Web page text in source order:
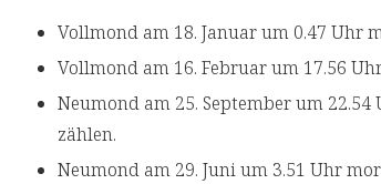
Vollmond am 18. Januar um 0.47 Uhr
Vollmond am 16. Februar um 17.56
Neumond am 25. September um
zählen.
Neumond am 29. Juni um 3.51 Uhr